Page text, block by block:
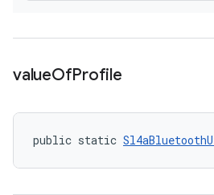
valueOfProfile
public static